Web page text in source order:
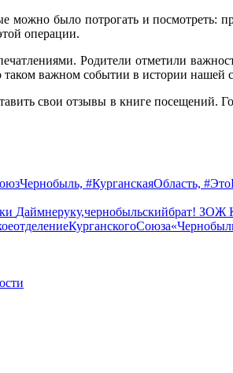
можно было потрогать и
операции.
Родители отметили
важном событии в истории нашей
свои отзывы в книге посещений.
#КурганскаяОбласть,
Даймнеруку,чернобыльскийбрат! ЗОЖ